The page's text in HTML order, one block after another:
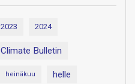
2023 2024
Climate Bulletin
heinäkuu helle